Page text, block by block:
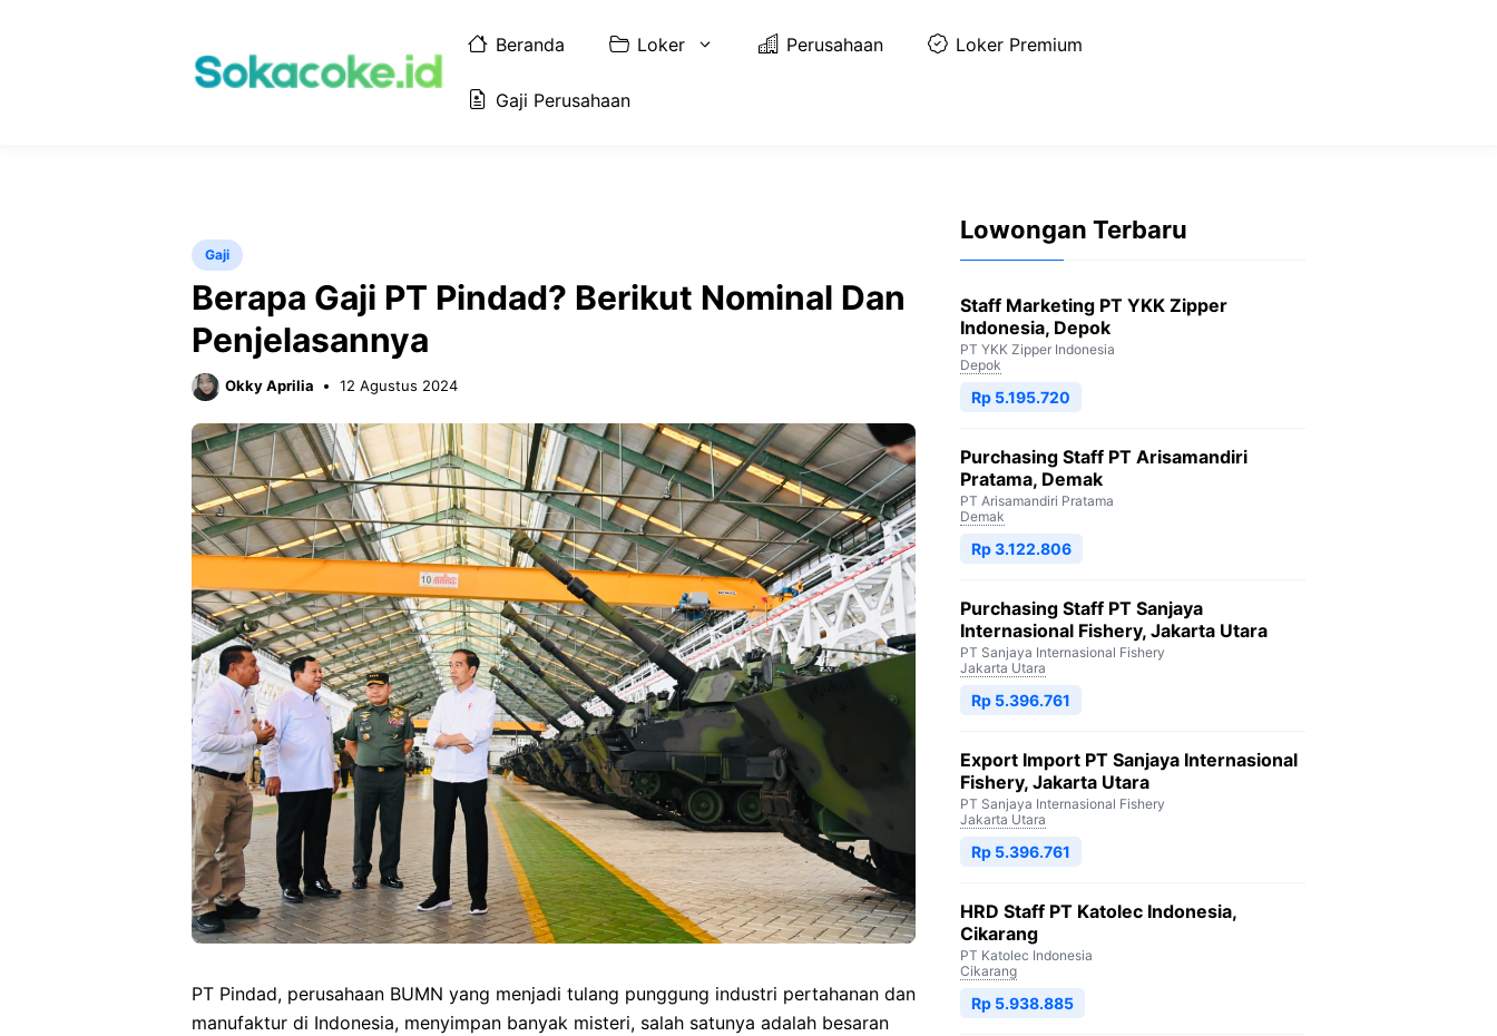
Beranda Loker Perusahaan Loker Premium
Gaji Perusahaan
Gaji
Berapa Gaji PT Pindad? Berikut Nominal Dan
Penjelasannya
Okky Aprilia 12 Agustus 2024
PT Pindad, perusahaan BUMN yang menjadi tulang punggung industri pertahanan dan
manufaktur di Indonesia, menyimpan banyak misteri, salah satunya adalah besaran
Lowongan Terbaru
Staff Marketing PT YKK Zipper
Indonesia, Depok
PT YKK Zipper Indonesia
Depok
Rp 5.195.720
Purchasing Staff PT Arisamandiri
Pratama, Demak
PT Arisamandiri Pratama
Demak
Rp 3.122.806
Purchasing Staff PT Sanjaya
Internasional Fishery, Jakarta Utara
PT Sanjaya Internasional Fishery
Jakarta Utara
Rp 5.396.761
Export Import PT Sanjaya Internasional
Fishery, Jakarta Utara
PT Sanjaya Internasional Fishery
Jakarta Utara
Rp 5.396.761
HRD Staff PT Katolec Indonesia,
Cikarang
PT Katolec Indonesia
Cikarang
Rp 5.938.885